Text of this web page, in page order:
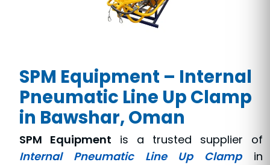
SPM Equipment – Internal
Pneumatic Line Up Clamp
in Bawshar, Oman
SPM Equipment is a trusted supplier of
Internal Pneumatic Line Up Clampin